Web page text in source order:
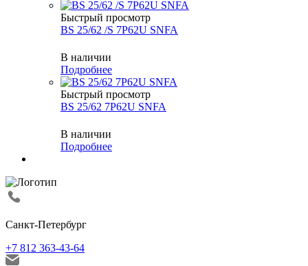
Быстрый просмотр
BS 25/62 /S 7P62U SNFA
В наличии
Подробнее
Быстрый просмотр
BS 25/62 7P62U SNFA
В наличии
Подробнее
Санкт-Петербург
+7 812 363-43-64